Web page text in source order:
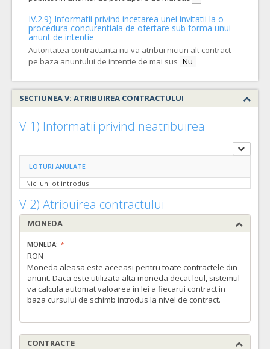
1.932.445,52
IV.2.9) Informatii privind incetarea unei invitatii la o
procedura concurentiala de ofertare sub forma unui
anunt de intentie
Autoritatea contractanta nu va atribui niciun alt contract
pe baza anuntului de intentie de mai sus Nu
SECTIUNEA V: ATRIBUIREA CONTRACTULUI
V.1) Informatii privind neatribuirea
LOTURI ANULATE
Nici un lot introdus
V.2) Atribuirea contractului
MONEDA
MONEDA:
RON
Moneda aleasa este aceeasi pentru toate contractele din
anunt. Daca este utilizata alta moneda decat leul, sistemul
va calcula automat valoarea in lei a fiecarui contract in
baza cursului de schimb introdus la nivel de contract.
CONTRACTE